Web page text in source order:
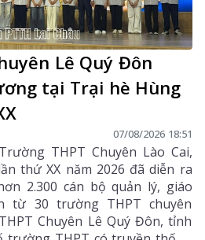
Lê Quý Đôn
tại Trại hè Hùng
07/08/2026 18:51
THPT Chuyên Lào Cai,
thứ XX năm 2026 đã diễn ra
2.300 cán bộ quản lý, giáo
từ 30 trường THPT chuyên
Chuyên Lê Quý Đôn, tỉnh